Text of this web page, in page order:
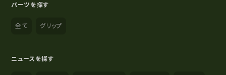
パーツを探す
全て グリップ
ニュースを探す